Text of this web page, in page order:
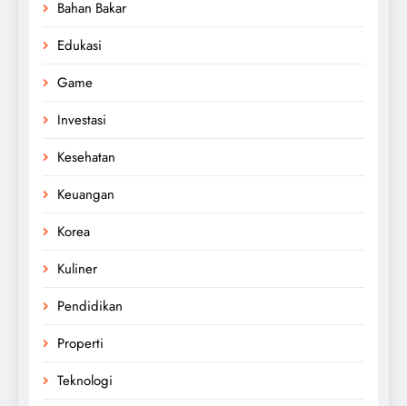
Bahan Bakar
Edukasi
Game
Investasi
Kesehatan
Keuangan
Korea
Kuliner
Pendidikan
Properti
Teknologi